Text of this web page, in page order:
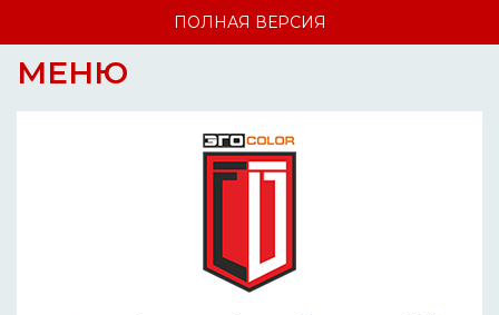
ПОЛНАЯ ВЕРСИЯ
МЕНЮ